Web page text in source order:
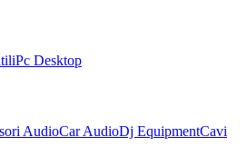
Pc Desktop
AudioCar AudioDj EquipmentCavi